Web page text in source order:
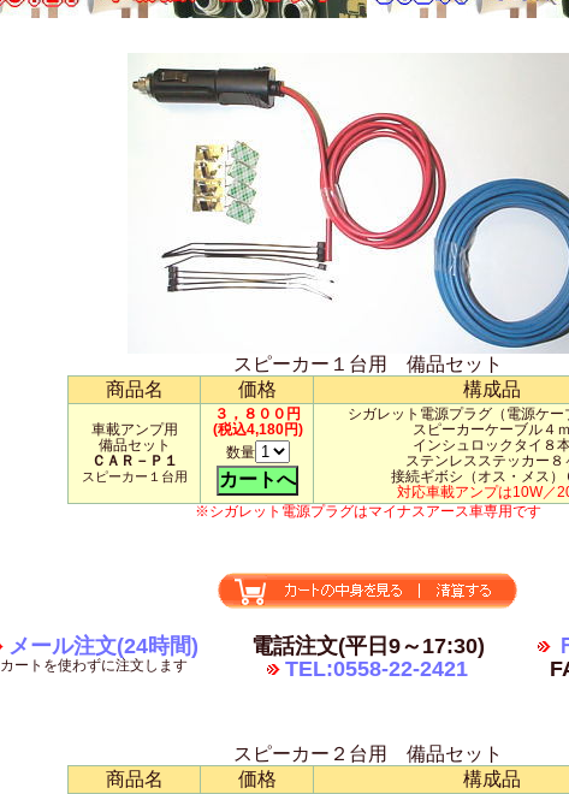
スピーカー１台用 備品セット
商品名
価格 構成品
車載アンプ用
備品セット
ＣＡＲ－Ｐ１
スピーカー１台用
３，８００円
(税込4,180円)
数量
シガレット電源プラグ（電源ケー
スピーカーケーブル４ｍ
インシュロックタイ８
ステンレスステッカー８
接続ギボシ（オス・メス）
対応車載アンプは10W／
※シガレット電源プラグはマイナスアース車専用です
メール注文(24時間)
カートを使わずに注文します
電話注文(平日9～17:30)
TEL:0558-22-2421
スピーカー２台用 備品セット
商品名
価格 構成品